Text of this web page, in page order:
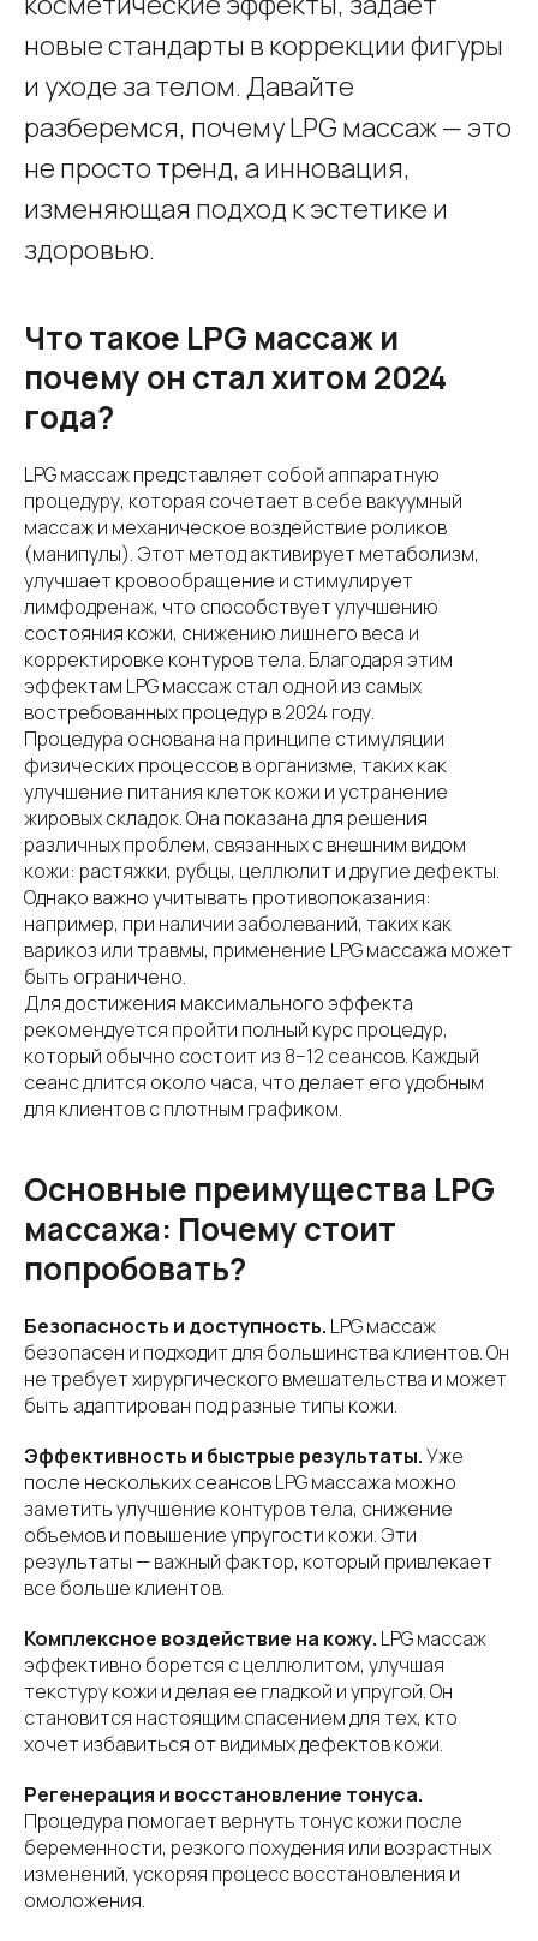
новые стандарты в коррекции фигуры
и уходе за телом. Давайте
разберемся, почему LPG массаж — это
не просто тренд, а инновация,
изменяющая подход к эстетике и
здоровью.
Что такое LPG массаж и
почему он стал хитом 2024
года?
LPG массаж представляет собой аппаратную
процедуру, которая сочетает в себе вакуумный
массаж и механическое воздействие роликов
(манипулы). Этот метод активирует метаболизм,
улучшает кровообращение и стимулирует
лимфодренаж, что способствует улучшению
состояния кожи, снижению лишнего веса и
корректировке контуров тела. Благодаря этим
эффектам LPG массаж стал одной из самых
востребованных процедур в 2024 году.
Процедура основана на принципе стимуляции
физических процессов в организме, таких как
улучшение питания клеток кожи и устранение
жировых складок. Она показана для решения
различных проблем, связанных с внешним видом
кожи: растяжки, рубцы, целлюлит и другие дефекты.
Однако важно учитывать противопоказания:
например, при наличии заболеваний, таких как
варикоз или травмы, применение LPG массажа может
быть ограничено.
Для достижения максимального эффекта
рекомендуется пройти полный курс процедур,
который обычно состоит из 8–12 сеансов. Каждый
сеанс длится около часа, что делает его удобным
для клиентов с плотным графиком.
Основные преимущества LPG
массажа: Почему стоит
попробовать?
Безопасность и доступность. LPG массаж
безопасен и подходит для большинства клиентов. Он
не требует хирургического вмешательства и может
быть адаптирован под разные типы кожи.
Эффективность и быстрые результаты.Уже
после нескольких сеансов LPG массажа можно
заметить улучшение контуров тела, снижение
объемов и повышение упругости кожи. Эти
результаты — важный фактор, который привлекает
все больше клиентов.
Комплексное воздействие на кожу. LPG массаж
эффективно борется с целлюлитом, улучшая
текстуру кожи и делая ее гладкой и упругой. Он
становится настоящим спасением для тех, кто
хочет избавиться от видимых дефектов кожи.
Регенерация и восстановление тонуса.
Процедура помогает вернуть тонус кожи после
беременности, резкого похудения или возрастных
изменений, ускоряя процесс восстановления и
омоложения.